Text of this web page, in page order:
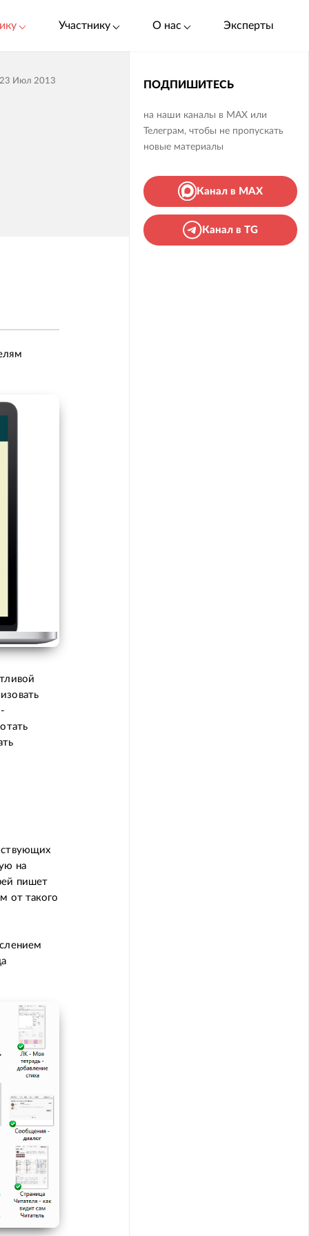
Участнику О нас Эксперты
23 Июл 2013
на
пишет
от такого
ПОДПИШИТЕСЬ
на наши каналы в MAX или
Телеграм, чтобы не пропускать
новые материалы
Канал в MAX
Канал в TG